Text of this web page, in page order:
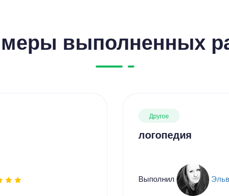
выполненных
Другое
логопедия
Выполнил